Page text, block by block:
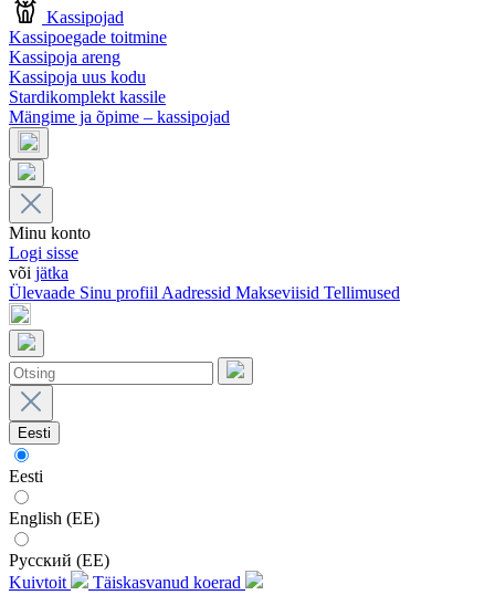
Kassipojad
Kassipoegade toitmine
Kassipoja areng
Kassipoja uus kodu
Stardikomplekt kassile
Mängime ja õpime – kassipojad
Minu konto
Logi sisse
või jätka
Ülevaade Sinu profiil Aadressid Makseviisid Tellimused
Eesti
Eesti
English (EE)
Русский (EE)
Kuivtoit
Täiskasvanud koerad